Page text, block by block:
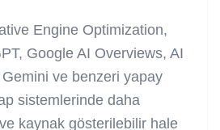
Engine Optimization,
Google AI Overviews, AI
ve benzeri yapay
sistemlerinde daha
kaynak gösterilebilir hale